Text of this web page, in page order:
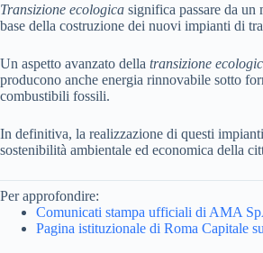
Transizione ecologica significa passare da
base della costruzione dei nuovi impianti di
Un aspetto avanzato della transizione
producono anche energia rinnovabile sotto
combustibili fossili.
In definitiva, la realizzazione di questi
sostenibilità ambientale ed economica della
Per approfondire:
Comunicati stampa ufficiali di AMA
Pagina istituzionale di Roma Capitale